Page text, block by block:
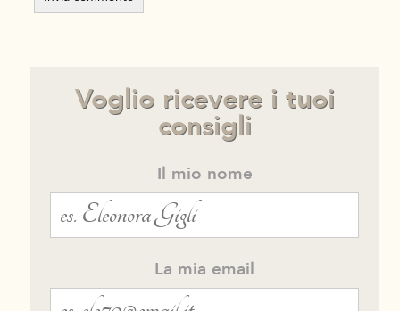
Voglio ricevere i tuoi
consigli
Il mio nome
La mia email